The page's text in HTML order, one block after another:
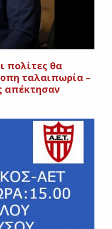
πολίτες θα
ταλαιπωρία –
απέκτησαν